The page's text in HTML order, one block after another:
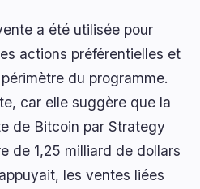
à l'arrêt alors que la
il y a 28 minutes
$ avant le déblocage
il y a 41 minutes
l’ETH sous son
a été utilisée pour
actions préférentielles et
du programme.
car elle suggère que la
de Bitcoin par Strategy
de 1,25 milliard de dollars
les ventes liées